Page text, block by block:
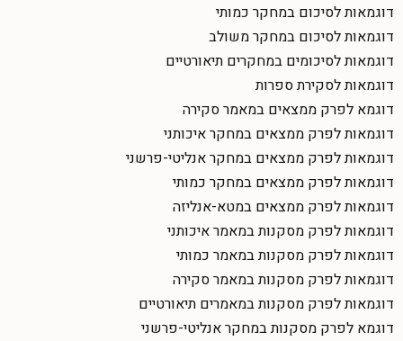
דוגמאות לסיכום במחקר כמותי
דוגמאות לסיכום במחקר משולב
דוגמאות לסיכומים במחקרים תיאורטיים
דוגמאות לסקירת ספרות
דוגמא לפרק ממצאים במאמר סקירה
דוגמאות לפרק ממצאים במחקר איכותני
דוגמאות לפרק ממצאים במחקר אנליטי-פרשני
דוגמאות לפרק ממצאים במחקר כמותי
דוגמאות לפרק ממצאים במטא-אנליזה
דוגמאות לפרק מסקנות במאמר איכותני
דוגמאות לפרק מסקנות במאמר כמותי
דוגמאות לפרק מסקנות במאמר סקירה
דוגמאות לפרק מסקנות במאמרים תיאורטיים
דוגמא לפרק מסקנות במחקר אנליטי-פרשני